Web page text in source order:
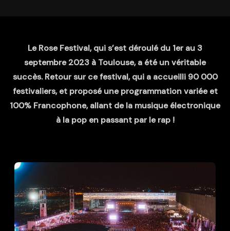
Le Rose Festival, qui s’est déroulé du 1er au 3
septembre 2023 à Toulouse, a été un véritable
succès. Retour sur ce festival, qui a accueilli 90 000
festivaliers, et proposé une programmation variée et
100% Francophone, allant de la musique électronique
à la pop en passant par le rap !